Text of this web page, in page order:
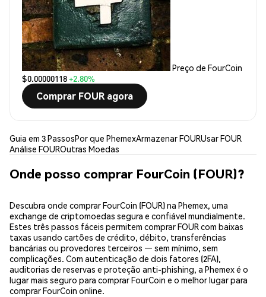
Preço de FourCoin
$0.00000118+2.80%
Comprar FOUR agora
Guia em 3 PassosPor que PhemexArmazenar FOURUsar FOUR
Análise FOUROutras Moedas
Onde posso comprar FourCoin (FOUR)?
Descubra onde comprar FourCoin (FOUR) na Phemex, uma
exchange de criptomoedas segura e confiável mundialmente.
Estes três passos fáceis permitem comprar FOUR com baixas
taxas usando cartões de crédito, débito, transferências
bancárias ou provedores terceiros — sem mínimo, sem
complicações. Com autenticação de dois fatores (2FA),
auditorias de reservas e proteção anti-phishing, a Phemex é o
lugar mais seguro para comprar FourCoin e o melhor lugar para
comprar FourCoin online.